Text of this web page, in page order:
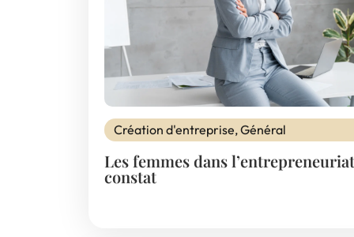
Création d'entreprise,Général
Les femmes dans
constat